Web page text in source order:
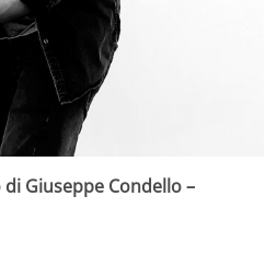
Giuseppe Condello –